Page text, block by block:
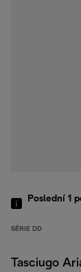
Poslední 1
SÉRIE DD
Tasciugo